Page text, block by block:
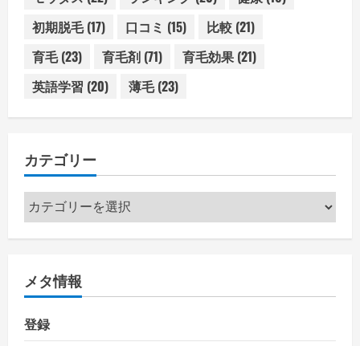
初期脱毛(17) 口コミ (15) 比較 (21)
育毛(23) 育毛剤 (71) 育毛効果 (21)
英語学習 (20) 薄毛(23)
カテゴリー
カ
テ
ー
メタ情報
登録